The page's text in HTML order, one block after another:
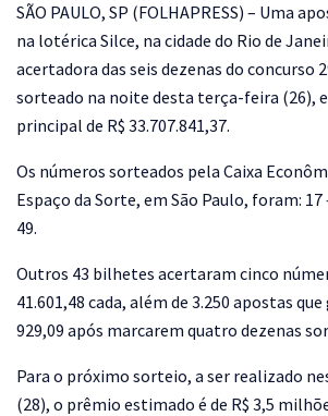
SÃO PAULO, SP (FOLHAPRESS) – Uma
na lotérica Silce, na cidade do Rio de
acertadora das seis dezenas do concurso
sorteado na noite desta terça-feira (26),
principal de R$ 33.707.841,37.
Os números sorteados pela Caixa
Espaço da Sorte, em São Paulo, foram: 17
49.
Outros 43 bilhetes acertaram cinco
41.601,48 cada, além de 3.250 apostas
929,09 após marcarem quatro dezenas
Para o próximo sorteio, a ser realizado
(28), o prêmio estimado é de R$ 3,5